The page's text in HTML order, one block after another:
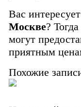
Вас
Москве?
могут
приятным
Похожие